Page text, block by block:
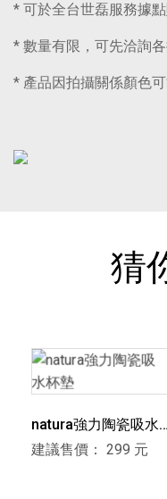
* 可於全台世磊服務據
* 數量有限，可先洽詢
* 產品因拍攝關係顏色
猜
natura強力陶瓷吸水
杯墊
建議售價： 299 元